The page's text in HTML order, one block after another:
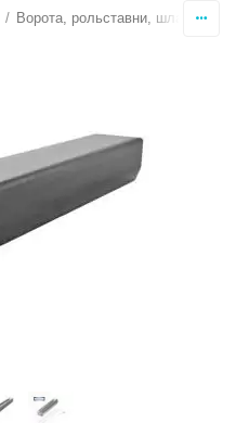
/ Ворота, рольставни,